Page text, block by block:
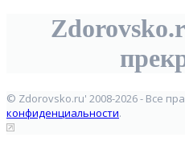
© Zdorovsko.ru' 2008-2026 - Все
конфиденциальности.